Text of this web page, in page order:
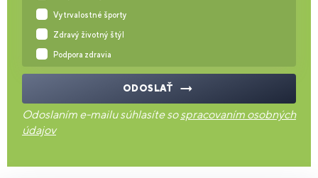
Vytrvalostné športy
Zdravý životný štýl
Podpora zdravia
ODOSLAŤ
Odoslaním e-mailu súhlasíte sospracovaním osobných
údajov